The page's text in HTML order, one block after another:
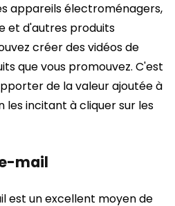
appareils électroménagers,
et d'autres produits
créer des vidéos de
que vous promouvez. C'est
de la valeur ajoutée à
incitant à cliquer sur les
mail
est un excellent moyen de